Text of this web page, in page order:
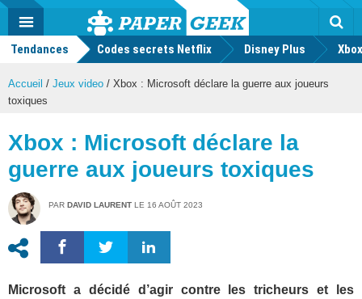
Actu
geek
MENU
Tendances Codes secrets Netflix Disney Plus
Accueil / Jeux video / Xbox : Microsoft déclare la guerre aux joueurs
toxiques
Xbox : Microsoft déclare la
guerre aux joueurs toxiques
PAR DAVID LAURENT LE 16 AOÛT 2023
Microsoft a décidé d’agir contre les tricheurs et les
Mode
FacebookTwitter Youtube